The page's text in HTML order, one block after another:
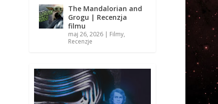
The Mandalorian and
Grogu | Recenzja
filmu
maj 26, 2026 | Filmy,
Recenzje